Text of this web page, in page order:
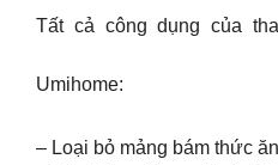
Tất cả công dụng của
Umihome:
– Loại bỏ mảng bám thức